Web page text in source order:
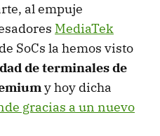
al empuje
MediaTek
SoCs la hemos visto
de terminales de
y hoy dicha
gracias a un nuevo